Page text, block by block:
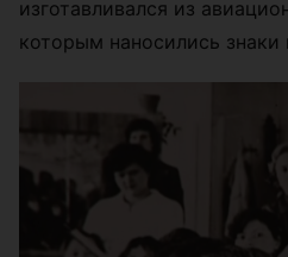
изготавливался из
которым наносились знаки